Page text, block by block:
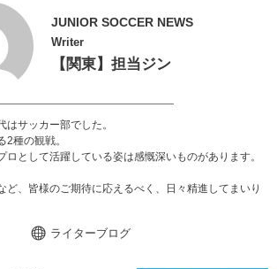
JUNIOR SOCCER NEWS
Writer
【関東】担当ジン
サッカー部でした。
2種の観戦。
ロとして活躍している姿は感慨深いものがあります。
ど、皆様のご期待に応えるべく、日々精進してまいり
ライターブログ